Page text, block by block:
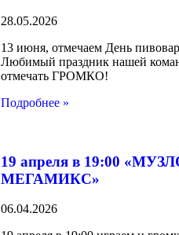
28.05.2026
13 июня, отмечаем День
Любимый праздник нашей
отмечать ГРОМКО!
Подробнее »
19 апреля в 19:00
МЕГАМИКС»
06.04.2026